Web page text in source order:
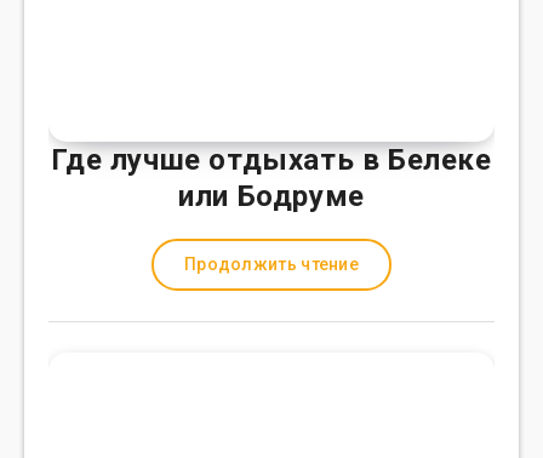
Где лучше отдыхать в Белеке
или Бодруме
Продолжить чтение